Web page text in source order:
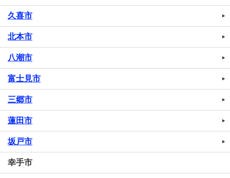
久喜市
北本市
八潮市
富士見市
三郷市
蓮田市
坂戸市
幸手市